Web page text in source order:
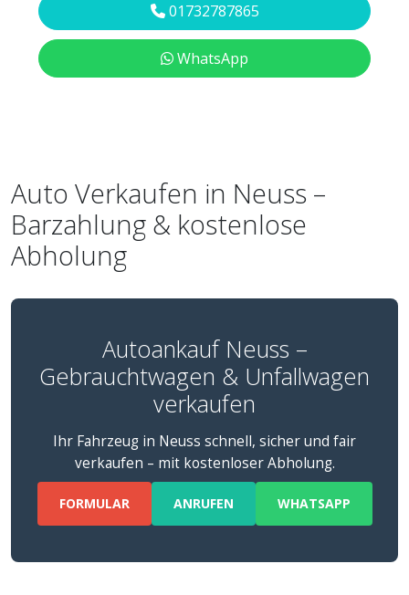
01732787865
WhatsApp
Auto Verkaufen in Neuss –
Barzahlung & kostenlose
Abholung
Autoankauf Neuss –
Gebrauchtwagen & Unfallwagen
verkaufen
Ihr Fahrzeug in Neuss schnell, sicher und fair
verkaufen – mit kostenloser Abholung.
FORMULAR ANRUFEN WHATSAPP